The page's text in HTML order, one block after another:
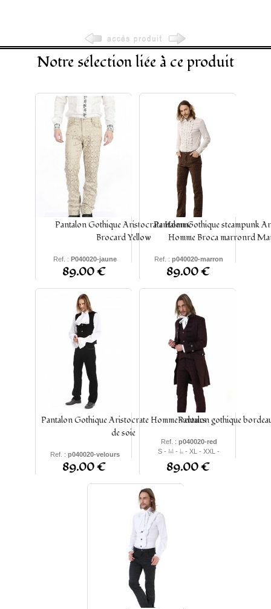
Notre sélection liée à ce produit
Pantalon Gothique Aristocrate Homme
Brocard Yellow
Ref. : P040020-jaune
-L- XL -2XL-
3XL
89.00 €
Pantalon Gothique steampunk
Homme Broca marronrd
Ref. : p040020-marron
-L- XL -2XL-
4XL
89.00 €
Pantalon Gothique Aristocrate Homme velours
de soie
Ref. : p040020-velours
-L- XL -2XL-
3XL
89.00 €
Pantalon gothique
Ref. : p040020-red
S - M - L - XL - XXL -
XXXL -
4XL 5XL
89.00 €